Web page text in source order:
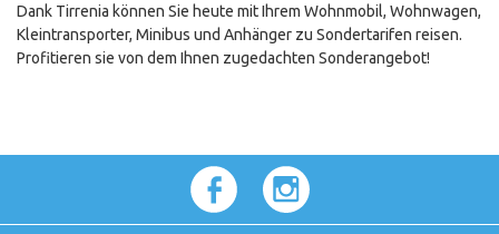
Dank Tirrenia können Sie heute mit Ihrem Wohnmobil, Wohnwagen,
Kleintransporter, Minibus und Anhänger zu Sondertarifen reisen.
Profitieren sie von dem Ihnen zugedachten Sonderangebot!